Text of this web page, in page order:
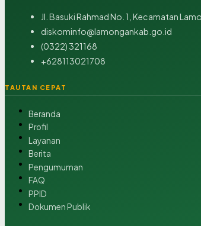
Jl. Basuki Rahmad No. 1, Kecamatan
diskominfo@lamongankab.go.id
(0322) 321168
+628113021708
TAUTAN CEPAT
Beranda
Profil
Layanan
Berita
Pengumuman
FAQ
PPID
Dokumen Publik